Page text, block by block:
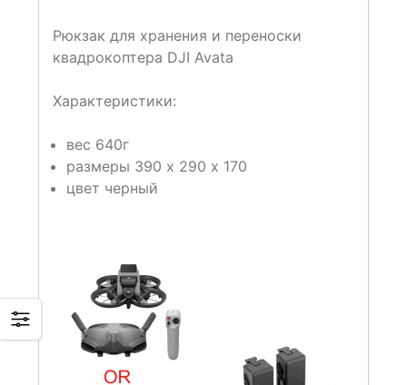
Рюкзак для хранения и переноски
квадрокоптера DJI Avata
Характеристики:
вес 640г
размеры 390 х 290 х 170
цвет черный